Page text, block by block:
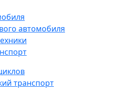
автомобиля
транспорт